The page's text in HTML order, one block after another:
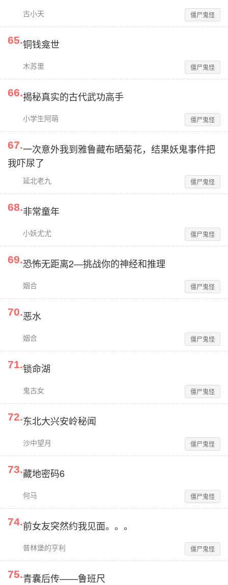
古小天 僵尸鬼怪
65.铜钱龛世
木苏里 僵尸鬼怪
66.揭秘真实的古代武功高手
小学生阿萌 僵尸鬼怪
67.一次意外我到雅鲁藏布晒菊花，结果妖鬼事件把
我吓尿了
延北老九 僵尸鬼怪
68.非常童年
小妖尤尤 僵尸鬼怪
69.恐怖无距离2—挑战你的神经和推理
姻合 僵尸鬼怪
70.恶水
姻合 僵尸鬼怪
71.锁命湖
鬼古女 僵尸鬼怪
72.东北大兴安岭秘闻
沙中望月 僵尸鬼怪
73.藏地密码6
何马 僵尸鬼怪
74.前女友突然约我见面。。。
普林堡的亨利 僵尸鬼怪
75.青囊后传——鲁班尺